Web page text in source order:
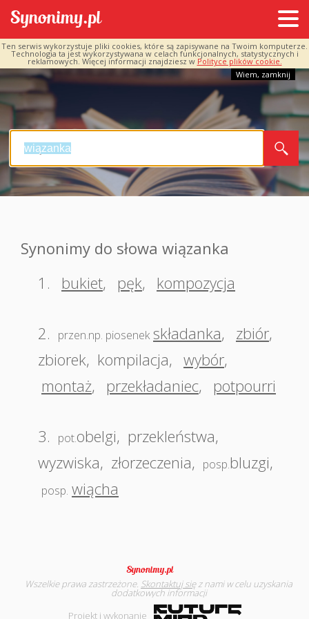
Ten serwis wykorzystuje pliki cookies, które są zapisywane na Twoim komputerze.
Technologia ta jest wykorzystywana w celach funkcjonalnych, statystycznych i
reklamowych. Więcej informacji znajdziesz w Polityce plików cookie.
Wiem, zamknij
Synonimy do słowa wiązanka
1.
bukiet, pęk, kompozycja
2. przen.np. piosenek składanka, zbiór,
zbiorek, kompilacja, wybór,
montaż, przekładaniec, potpourri
3. pot.obelgi, przekleństwa,
wyzwiska, złorzeczenia, posp.bluzgi,
posp. wiącha
Wszelkie prawa zastrzeżone. Skontaktuj sięz nami w celu uzyskania
dodatkowych informacji
Projekt i wykonanie